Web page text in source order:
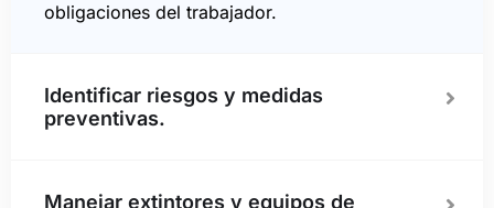
obligaciones del trabajador.
Identificar riesgos y medidas
preventivas.
Manejar extintores y equipos de